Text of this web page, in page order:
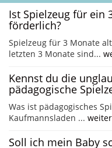
Ist Spielzeug für ein
förderlich?
Spielzeug für 3 Monate
letzten 3 Monate sind...
Kennst du die
pädagogische
Was ist pädagogisches
Kaufmannsladen ...
Soll ich mein Baby